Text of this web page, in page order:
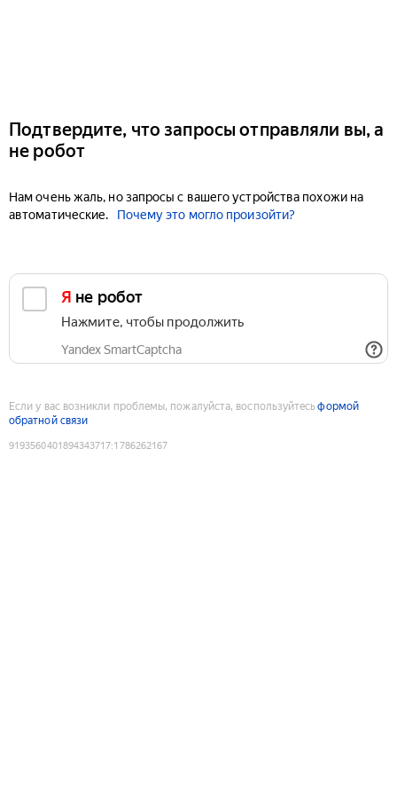
Подтвердите, что запросы отправляли вы, а
не робот
Нам очень жаль, но запросы с вашего устройства похожи на
автоматические.
Почему это могло произойти?
Я не робот
Нажмите, чтобы продолжить
Yandex SmartCaptcha
Если у вас возникли проблемы, пожалуйста, воспользуйтесьформой
обратной связи
9193560401894343717:1786262167